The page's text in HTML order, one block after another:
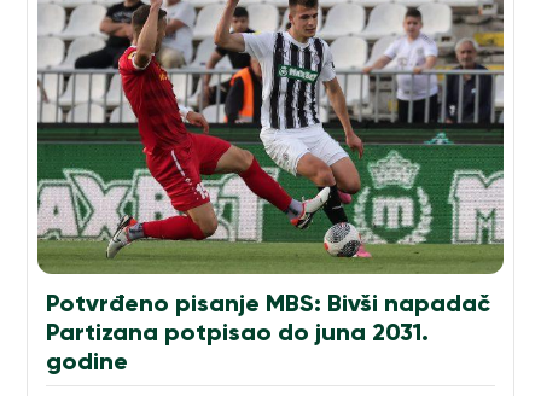
Potvrđeno pisanje MBS: Bivši napadač
Partizana potpisao do juna 2031.
godine